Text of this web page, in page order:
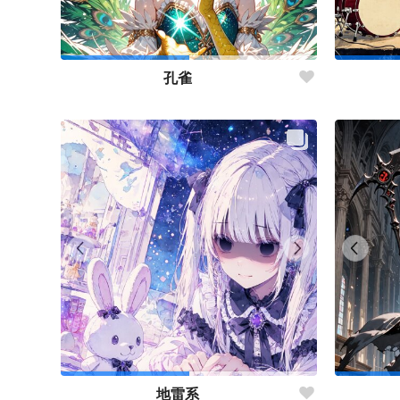
孔雀
地雷系